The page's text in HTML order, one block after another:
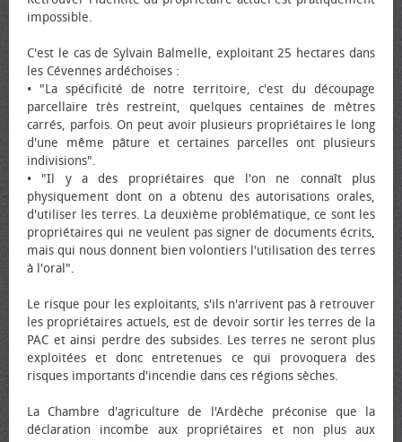
impossible.
C'est le cas de Sylvain Balmelle, exploitant 25 hectares dans
les Cévennes ardéchoises :
• "La spécificité de notre territoire, c'est du découpage
parcellaire très restreint, quelques centaines de mètres
carrés, parfois. On peut avoir plusieurs propriétaires le long
d'une même pâture et certaines parcelles ont plusieurs
indivisions".
• "Il y a des propriétaires que l'on ne connaît plus
physiquement dont on a obtenu des autorisations orales,
d'utiliser les terres. La deuxième problématique, ce sont les
propriétaires qui ne veulent pas signer de documents écrits,
mais qui nous donnent bien volontiers l'utilisation des terres
à l'oral".
Le risque pour les exploitants, s'ils n'arrivent pas à retrouver
les propriétaires actuels, est de devoir sortir les terres de la
PAC et ainsi perdre des subsides. Les terres ne seront plus
exploitées et donc entretenues ce qui provoquera des
risques importants d'incendie dans ces régions sèches.
La Chambre d'agriculture de l'Ardèche préconise que la
déclaration incombe aux propriétaires et non plus aux